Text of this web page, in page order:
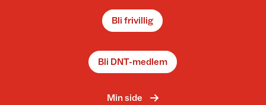
Bli frivillig
Bli DNT-medlem
Min side